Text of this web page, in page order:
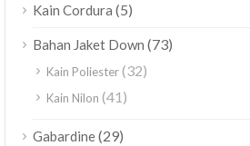
Kain Cordura (5)
Bahan Jaket Down (73)
Kain Poliester(32)
Kain Nilon (41)
Gabardine(29)